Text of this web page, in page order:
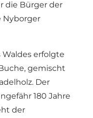
die Bürger der
Nyborger
erfolgte
gemischt
Der
180 Jahre
der